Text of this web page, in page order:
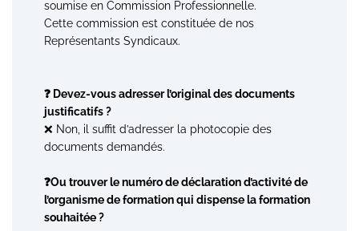
soumise en Commission Professionnelle.
Cette commission est constituée de nos
Représentants Syndicaux.
❓ Devez-vous adresser l’original des documents
justificatifs ?
❌ Non, il suffit d’adresser la photocopie des
documents demandés.
❓Ou trouver le numéro de déclaration d’activité de
l’organisme de formation qui dispense la formation
souhaitée ?